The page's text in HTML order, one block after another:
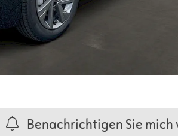
Benachrichtigen Sie mich